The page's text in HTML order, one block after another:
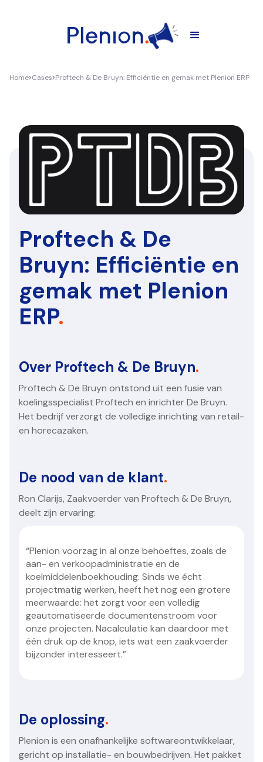
Home Cases Proftech & De Bruyn: Efficiëntie en gemak met Plenion ERP
Proftech & De
Bruyn: Efficiëntie en
gemak met Plenion
ERP.
Over Proftech & De Bruyn.
Proftech & De Bruyn ontstond uit een fusie van
koelingsspecialist Proftech en inrichter De Bruyn.
Het bedrijf verzorgt de volledige inrichting van retail-
en horecazaken.
De nood van de klant.
Ron Clarijs, Zaakvoerder van Proftech & De Bruyn,
deelt zijn ervaring:
“Plenion voorzag in al onze behoeftes, zoals de
aan- en verkoopadministratie en de
koelmiddelenboekhouding. Sinds we écht
projectmatig werken, heeft het nog een grotere
meerwaarde: het zorgt voor een volledig
geautomatiseerde documentenstroom voor
onze projecten. Nacalculatie kan daardoor met
één druk op de knop, iets wat een zaakvoerder
bijzonder interesseert.”
De oplossing.
Plenion is een onafhankelijke softwareontwikkelaar,
gericht op installatie- en bouwbedrijven. Het pakket